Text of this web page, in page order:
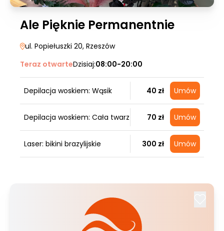
Ale Pięknie Permanentnie
ul. Popiełuszki 20, Rzeszów
Teraz otwarteDzisiaj:08:00-20:00
Depilacja woskiem: Wąsik 40 zł Umów
Depilacja woskiem: Cała twarz 70 zł Umów
Laser: bikini brazylijskie 300 zł Umów